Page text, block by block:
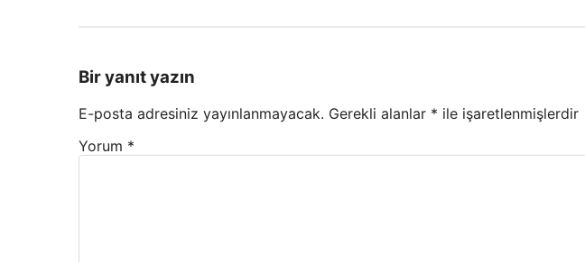
Bir yanıt yazın
E-posta adresiniz yayınlanmayacak. Gerekli alanlar * ile işaretlenmişlerdir
Yorum *